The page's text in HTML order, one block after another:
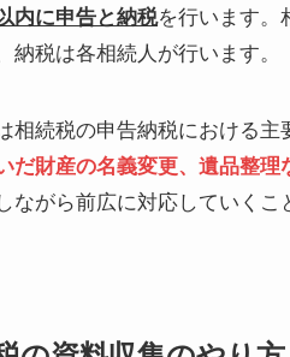
内に申告と納税を行います。
納税は各相続人が行います。
相続税の申告納税における主
だ財産の名義変更、遺品整
ながら前広に対応していくこ